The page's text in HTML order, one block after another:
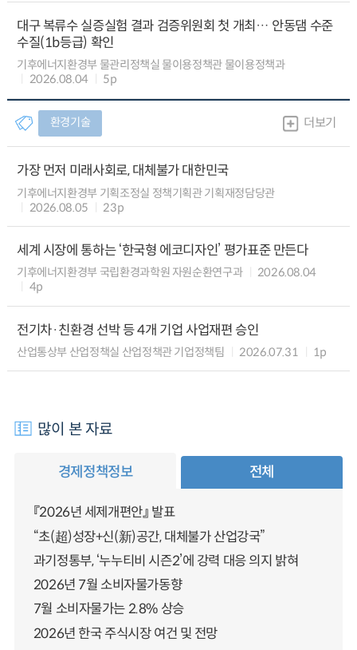
대구 복류수 실증실험 결과 검증위원회 첫 개최… 안동댐 수준
수질(1b등급) 확인
기후에너지환경부 물관리정책실 물이용정책관 물이용정책과
2026.08.04
5p
환경기술 더보기
가장 먼저 미래사회로, 대체불가 대한민국
기후에너지환경부 기획조정실 정책기획관 기획재정담당관
2026.08.05
23p
세계 시장에 통하는 ‘한국형 에코디자인’ 평가표준 만든다
기후에너지환경부 국립환경과학원 자원순환연구과
2026.08.04
4p
전기차·친환경 선박 등 4개 기업 사업재편 승인
산업통상부 산업정책실 산업정책관 기업정책팀 2026.07.31 1p
많이 본 자료
경제정책정보 전체
『2026년 세제개편안』 발표
“초(超)성장+신(新)공간, 대체불가 산업강국”
과기정통부, ‘누누티비 시즌2’에 강력 대응 의지 밝혀
2026년 7월 소비자물가동향
7월 소비자물가는 2.8% 상승
2026년 한국 주식시장 여건 및 전망